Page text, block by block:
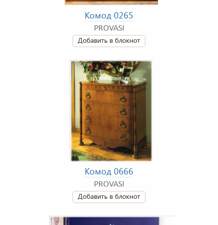
Комод 0265
PROVASI
Добавить в блокнот
Комод 0666
PROVASI
Добавить в блокнот